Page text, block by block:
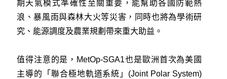
期天氣模式準確性至關重要，能幫助各國防範熱
浪、暴風雨與森林大火等災害，同時也將為學術研
究、能源調度及農業規劃帶來重大助益。
值得注意的是，MetOp-SGA1也是歐洲首次為美國
主導的「聯合極地軌道系統」(Joint Polar System)